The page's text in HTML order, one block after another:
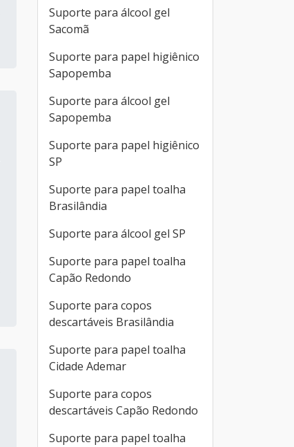
Suporte para álcool gel
Sacomã
Suporte para papel higiênico
Sapopemba
Suporte para álcool gel
Sapopemba
Suporte para papel higiênico
SP
Suporte para papel toalha
Brasilândia
Suporte para álcool gel SP
Suporte para papel toalha
Capão Redondo
Suporte para copos
descartáveis Brasilândia
Suporte para papel toalha
Cidade Ademar
Suporte para copos
descartáveis Capão Redondo
Suporte para papel toalha